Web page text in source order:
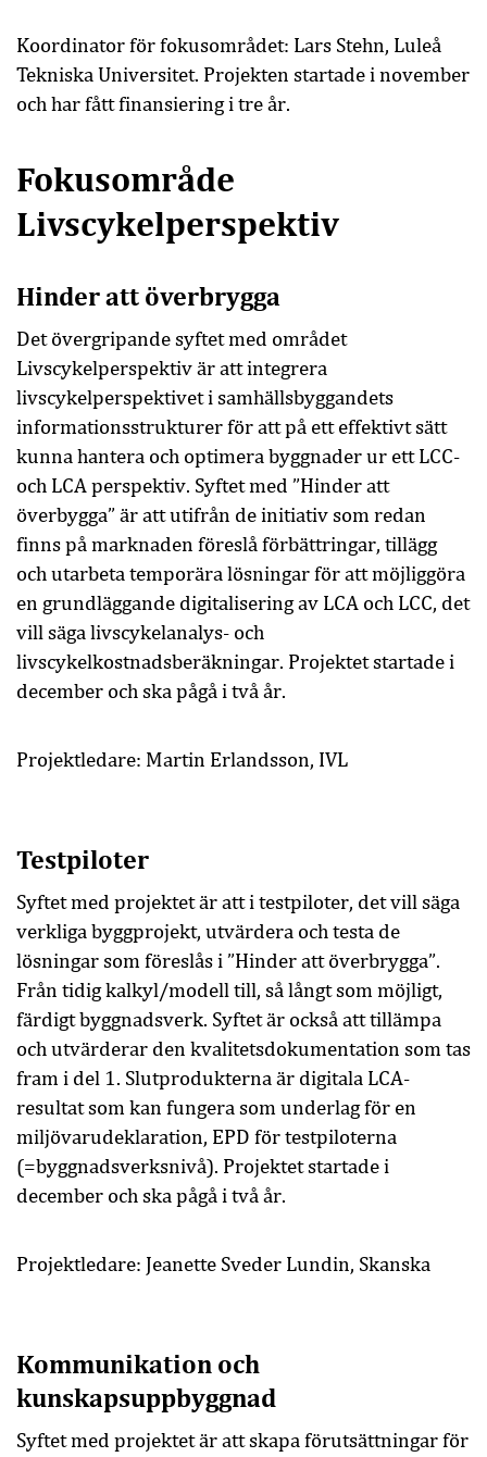
Koordinator för fokusområdet: Lars Stehn, Luleå
Tekniska Universitet. Projekten startade i november
och har fått finansiering i tre år.
Fokusområde
Livscykelperspektiv
Hinder att överbrygga
Det övergripande syftet med området
Livscykelperspektiv är att integrera
livscykelperspektivet i samhällsbyggandets
informationsstrukturer för att på ett effektivt sätt
kunna hantera och optimera byggnader ur ett LCC-
och LCA perspektiv. Syftet med ”Hinder att
överbygga” är att utifrån de initiativ som redan
finns på marknaden föreslå förbättringar, tillägg
och utarbeta temporära lösningar för att möjliggöra
en grundläggande digitalisering av LCA och LCC, det
vill säga livscykelanalys- och
livscykelkostnadsberäkningar. Projektet startade i
december och ska pågå i två år.
Projektledare: Martin Erlandsson, IVL
Testpiloter
Syftet med projektet är att i testpiloter, det vill säga
verkliga byggprojekt, utvärdera och testa de
lösningar som föreslås i ”Hinder att överbrygga”.
Från tidig kalkyl/modell till, så långt som möjligt,
färdigt byggnadsverk. Syftet är också att tillämpa
och utvärderar den kvalitetsdokumentation som tas
fram i del 1. Slutprodukterna är digitala LCA-
resultat som kan fungera som underlag för en
miljövarudeklaration, EPD för testpiloterna
(=byggnadsverksnivå). Projektet startade i
december och ska pågå i två år.
Projektledare: Jeanette Sveder Lundin, Skanska
Kommunikation och
kunskapsuppbyggnad
Syftet med projektet är att skapa förutsättningar för